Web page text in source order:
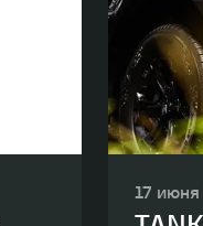
17